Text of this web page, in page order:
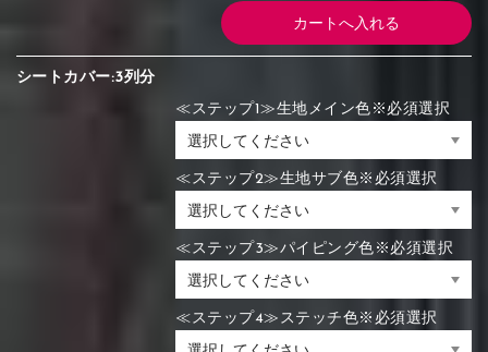
シートカバー:3列分
≪ステップ1≫生地メイン色※必須選択
≪ステップ2≫生地サブ色※必須選択
≪ステップ3≫パイピング色※必須選択
≪ステップ4≫ステッチ色※必須選択